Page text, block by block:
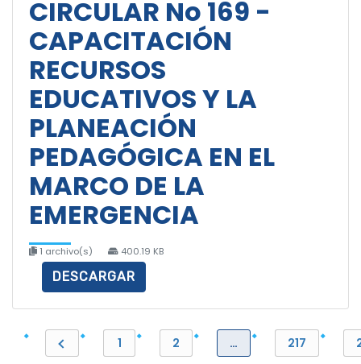
CIRCULAR No 169 -
CAPACITACIÓN
RECURSOS
EDUCATIVOS Y LA
PLANEACIÓN
PEDAGÓGICA EN EL
MARCO DE LA
EMERGENCIA
1 archivo(s) 400.19 KB
DESCARGAR
1 2 … 217